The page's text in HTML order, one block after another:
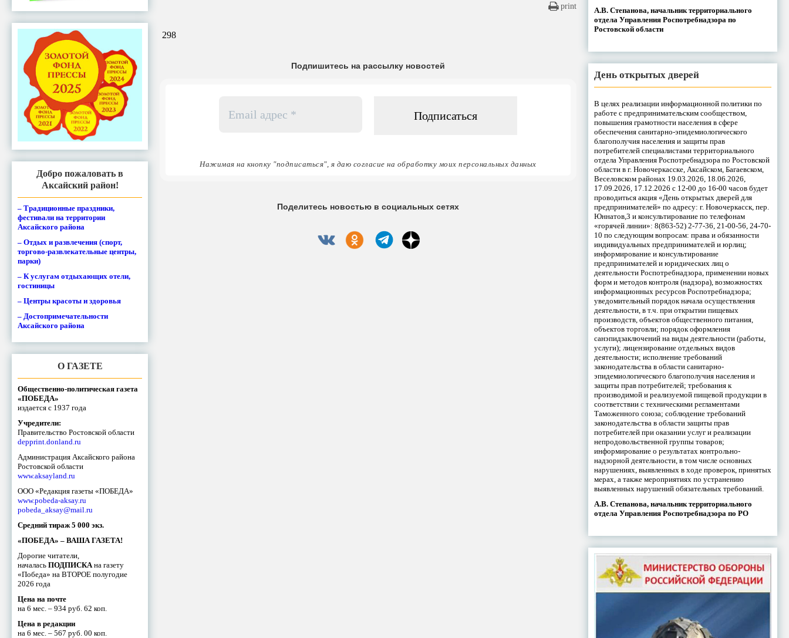
Добро пожаловать в
Аксайский район!
– Традиционные праздники,
фестивали на территории
Аксайского района
– Отдых и развлечения (спорт,
торгово-развлекательные центры,
парки)
– К услугам отдыхающих отели,
гостиницы
– Центры красоты и здоровья
– Достопримечательности
Аксайского района
О ГАЗЕТЕ
Общественно-политическая газета
«ПОБЕДА»
издается с 1937 года
Учредители:
Правительство Ростовской области
depprint.donland.ru
Администрация Аксайского района
Ростовской области
www.aksayland.ru
ООО «Редакция газеты «ПОБЕДА»
www.pobeda-aksay.ru
pobeda_aksay@mail.ru
Средний тираж 5 000 экз.
«ПОБЕДА» – ВАША ГАЗЕТА!
Дорогие читатели,
началась ПОДПИСКА на газету
«Победа» на ВТОРОЕ полугодие
2026 года
Цена на почте
на 6 мес. – 934 руб. 62 коп.
Цена в редакции
на 6 мес. – 567 руб. 00 коп.
print
298
Подпишитесь на рассылку новостей
адрес
Нажимая на кнопку "подписаться", я даю согласие на обработку моих персональных данных
Поделитесь новостью в социальных сетях
А.В. Степанова, начальник территориального
отдела Управления Роспотребнадзора по
Ростовской области
День открытых дверей
В целях реализации информационной политики по
работе с предпринимательским сообществом,
повышения грамотности населения в сфере
обеспечения санитарно-эпидемиологического
благополучия населения и защиты прав
потребителей специалистами территориального
отдела Управления Роспотребнадзора по Ростовской
области в г. Новочеркасске, Аксайском, Багаевском,
Веселовском районах 19.03.2026, 18.06.2026,
17.09.2026, 17.12.2026 с 12-00 до 16-00 часов будет
проводиться акция «День открытых дверей для
предпринимателей» по адресу: г. Новочеркасск, пер.
Юннатов,3 и консультирование по телефонам
«горячей линии»: 8(863-52) 2-77-36, 21-00-56, 24-70-
10 по следующим вопросам: права и обязанности
индивидуальных предпринимателей и юрлиц;
информирование и консультирование
предпринимателей и юридических лиц о
деятельности Роспотребнадзора, применении новых
форм и методов контроля (надзора), возможностях
информационных ресурсов Роспотребнадзора;
уведомительный порядок начала осуществления
деятельности, в т.ч. при открытии пищевых
производств, объектов общественного питания,
объектов торговли; порядок оформления
санэпидзаключений на виды деятельности (работы,
услуги); лицензирование отдельных видов
деятельности; исполнение требований
законодательства в области санитарно-
эпидемиологического благополучия населения и
защиты прав потребителей; требования к
производимой и реализуемой пищевой продукции в
соответствии с техническими регламентами
Таможенного союза; соблюдение требований
законодательства в области защиты прав
потребителей при оказании услуг и реализации
непродовольственной группы товаров;
информирование о результатах контрольно-
надзорной деятельности, в том числе основных
нарушениях, выявленных в ходе проверок, принятых
мерах, а также мероприятиях по устранению
выявленных нарушений обязательных требований.
А.В. Степанова, начальник территориального
отдела Управления Роспотребнадзора по РО